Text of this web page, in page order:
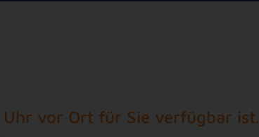
vor Ort für Sie verfügbar ist.